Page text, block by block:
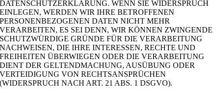
DATENSCHUTZERKLÄRUNG. WENN SIE WIDERSPRUCH
EINLEGEN, WERDEN WIR IHRE BETROFFENEN
PERSONENBEZOGENEN DATEN NICHT MEHR
VERARBEITEN, ES SEI DENN, WIR KÖNNEN ZWINGENDE
SCHUTZWÜRDIGE GRÜNDE FÜR DIE VERARBEITUNG
NACHWEISEN, DIE IHRE INTERESSEN, RECHTE UND
FREIHEITEN ÜBERWIEGEN ODER DIE VERARBEITUNG
DIENT DER GELTENDMACHUNG, AUSÜBUNG ODER
VERTEIDIGUNG VON RECHTSANSPRÜCHEN
(WIDERSPRUCH NACH ART. 21 ABS. 1 DSGVO).